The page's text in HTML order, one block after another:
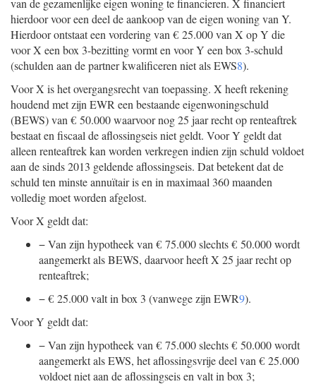
van de gezamenlijke eigen woning te financieren. X financiert
hierdoor voor een deel de aankoop van de eigen woning van Y.
Hierdoor ontstaat een vordering van € 25.000 van X op Y die
voor X een box 3-bezitting vormt en voor Y een box 3-schuld
(schulden aan de partner kwalificeren niet als EWS8).
Voor X is het overgangsrecht van toepassing. X heeft rekening
houdend met zijn EWR een bestaande eigenwoningschuld
(BEWS) van € 50.000 waarvoor nog 25 jaar recht op renteaftrek
bestaat en fiscaal de aflossingseis niet geldt. Voor Y geldt dat
alleen renteaftrek kan worden verkregen indien zijn schuld voldoet
aan de sinds 2013 geldende aflossingseis. Dat betekent dat de
schuld ten minste annuïtair is en in maximaal 360 maanden
volledig moet worden afgelost.
Voor X geldt dat:
−Van zijn hypotheek van € 75.000 slechts € 50.000 wordt
aangemerkt als BEWS, daarvoor heeft X 25 jaar recht op
renteaftrek;
−€ 25.000 valt in box 3 (vanwege zijn EWR9).
Voor Y geldt dat:
−Van zijn hypotheek van € 75.000 slechts € 50.000 wordt
aangemerkt als EWS, het aflossingsvrije deel van € 25.000
voldoet niet aan de aflossingseis en valt in box 3;